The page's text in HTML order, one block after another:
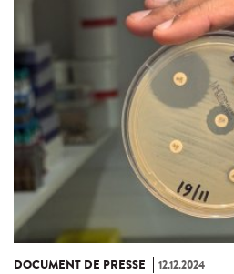
DOCUMENT DE PRESSE 12.12.2024